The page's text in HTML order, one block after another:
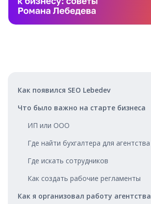
Как появился SEO Lebedev
Что было важно на старте бизнеса
ИП или ООО
Где найти бухгалтера для агентства
Где искать сотрудников
Как создать рабочие регламенты
Как я организовал работу агентства